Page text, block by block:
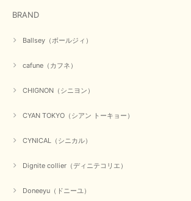
BRAND
Ballsey（ボールジィ）
cafune（カフネ）
CHIGNON（シニヨン）
CYAN TOKYO（シアン トーキョー）
CYNICAL（シニカル）
Dignite collier（ディニテコリエ）
Doneeyu（ドニーユ）